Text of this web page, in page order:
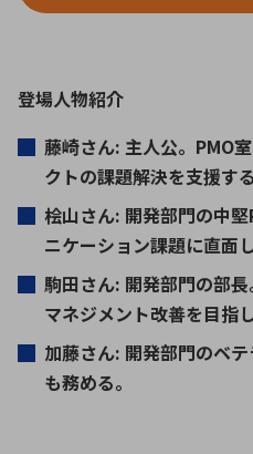
半導体・電子
登場人物紹介
藤崎さん: 主人公。 PMO
クトの課題解決を支援する
桧山さん: 開発部門の中堅
ニケーション課題に直面
駒田さん: 開発部門の部
マネジメント改善を目指
加藤さん: 開発部門のベ
も務める。